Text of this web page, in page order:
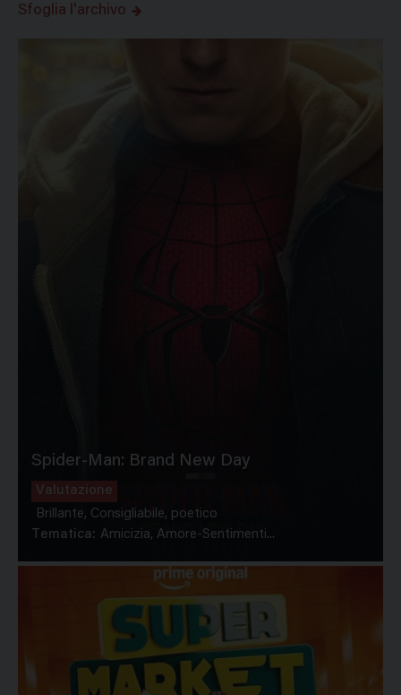
Sfoglia l'archivo
Spider-Man: Brand New Day
Valutazione
Brillante, Consigliabile, poetico
Tematica: Amicizia, Amore-Sentimenti...